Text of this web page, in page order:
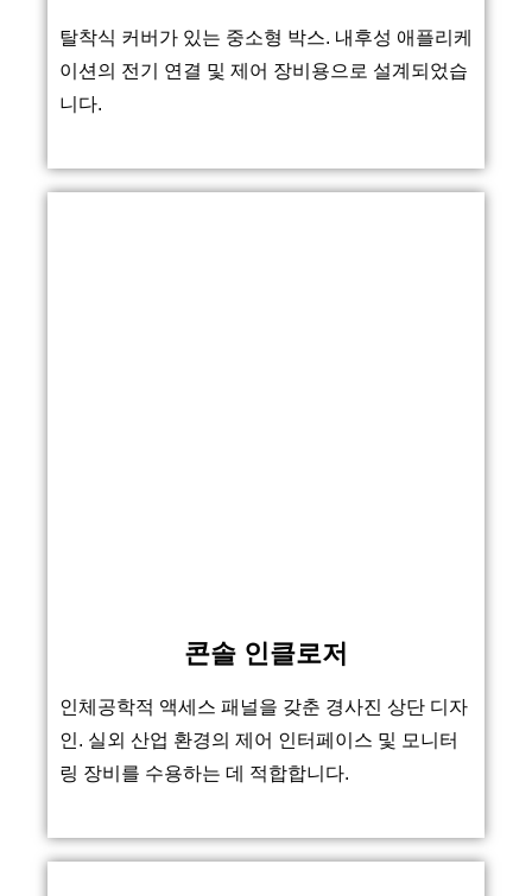
탈착식 커버가 있는 중소형 박스. 내후성 애플리케
이션의 전기 연결 및 제어 장비용으로 설계되었습
니다.
콘솔 인클로저
인체공학적 액세스 패널을 갖춘 경사진 상단 디자
인. 실외 산업 환경의 제어 인터페이스 및 모니터
링 장비를 수용하는 데 적합합니다.